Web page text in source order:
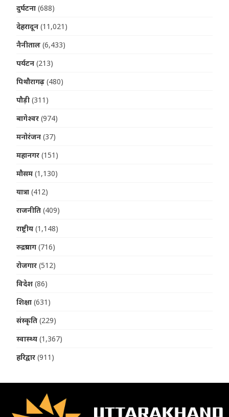
दुर्घटना (688)
देहरादून (11,021)
नैनीताल (6,433)
पर्यटन (213)
पिथौरागढ़ (480)
पौड़ी (311)
बागेश्वर (974)
मनोरंजन (37)
महानगर (151)
मौसम (1,130)
यात्रा (412)
राजनीति (409)
राष्ट्रीय (1,148)
रुद्रप्रयाग (716)
रोजगार (512)
विदेश (86)
शिक्षा (631)
संस्कृति (229)
स्वास्थ्य (1,367)
हरिद्वार (911)